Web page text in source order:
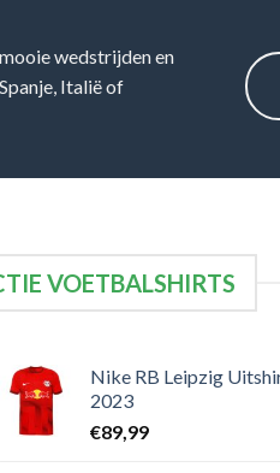
wedstrijden en
Italië of
VOETBALSHIRTS
Nike RB Leipzig
2023
€89,99